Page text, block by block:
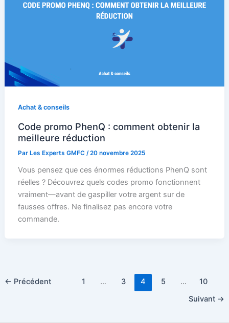
Achat & conseils
Code promo PhenQ : comment obtenir la
meilleure réduction
Par Les Experts GMFC/20 novembre 2025
Vous pensez que ces énormes réductions PhenQ sont
réelles ? Découvrez quels codes promo fonctionnent
vraiment—avant de gaspiller votre argent sur de
fausses offres. Ne finalisez pas encore votre
commande.
← Précédent 1 … 3 4 5 …
10
Suivant →